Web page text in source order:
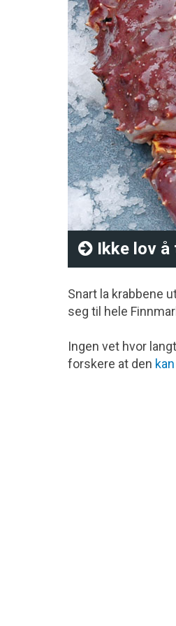
Ikke lov å
Snart la krabbene
seg til hele
Ingen vet hvor
forskere at den